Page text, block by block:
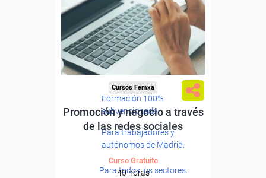
Formación 100%
subvencionada.
Para trabajadores y
autónomos de Madrid.
Para todos los sectores.
Cursos Femxa
Promoción y negocio a través
de las redes sociales
Curso Gratuito
40 horas